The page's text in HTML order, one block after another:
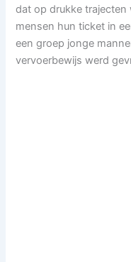
dat op drukke trajecten
mensen hun ticket in
een groep jonge
vervoerbewijs werd